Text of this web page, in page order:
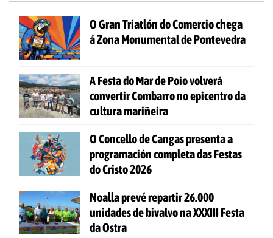
O Gran Triatlón do Comercio chega
á Zona Monumental de Pontevedra
A Festa do Mar de Poio volverá
convertir Combarro no epicentro da
cultura mariñeira
O Concello de Cangas presenta a
programación completa das Festas
do Cristo 2026
Noalla prevé repartir 26.000
unidades de bivalvo na XXXIII Festa
da Ostra